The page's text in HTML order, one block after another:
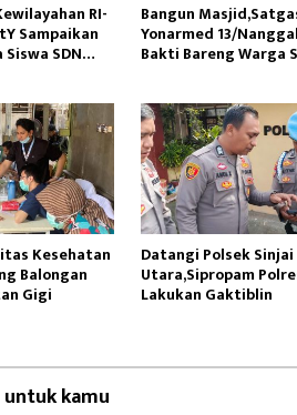
RI-
Sampaikan
SDN
Bangun
Yonarmed 13/
Bakti Bareng Warga
Kesehatan
Balongan
Gigi
Datangi Polsek Sinjai
Utara,Sipropam
Lakukan Gaktiblin
kamu